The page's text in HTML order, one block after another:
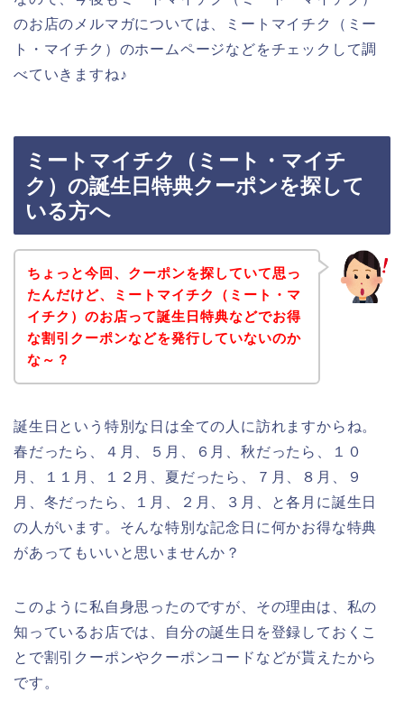
のお店のメルマガについては、ミートマイチク（ミー
ト・マイチク）のホームページなどをチェックして調
べていきますね♪
ミートマイチク（ミート・マイチ
ク）の誕生日特典クーポンを探して
いる方へ
ちょっと今回、クーポンを探していて思っ
たんだけど、ミートマイチク（ミート・マ
イチク）のお店って誕生日特典などでお得
な割引クーポンなどを発行していないのか
な～？
誕生日という特別な日は全ての人に訪れますからね。
春だったら、４月、５月、６月、秋だったら、１０
月、１１月、１２月、夏だったら、７月、８月、９
月、冬だったら、１月、２月、３月、と各月に誕生日
の人がいます。そんな特別な記念日に何かお得な特典
があってもいいと思いませんか？
このように私自身思ったのですが、その理由は、私の
知っているお店では、自分の誕生日を登録しておくこ
とで割引クーポンやクーポンコードなどが貰えたから
です。